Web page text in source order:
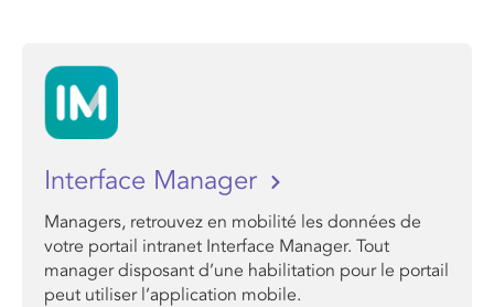
Interface Manager
Managers, retrouvez en mobilité les données de
votre portail intranet Interface Manager. Tout
manager disposant d’une habilitation pour le portail
peut utiliser l’application mobile.